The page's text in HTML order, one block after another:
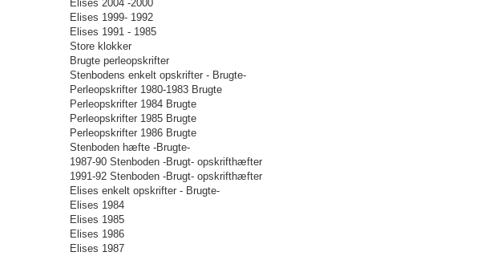
Elises 2004 -2000
Elises 1999- 1992
Elises 1991 - 1985
Store klokker
Brugte perleopskrifter
Stenbodens enkelt opskrifter - Brugte-
Perleopskrifter 1980-1983 Brugte
Perleopskrifter 1984 Brugte
Perleopskrifter 1985 Brugte
Perleopskrifter 1986 Brugte
Stenboden hæfte -Brugte-
1987-90 Stenboden -Brugt- opskrifthæfter
1991-92 Stenboden -Brugt- opskrifthæfter
Elises enkelt opskrifter - Brugte-
Elises 1984
Elises 1985
Elises 1986
Elises 1987